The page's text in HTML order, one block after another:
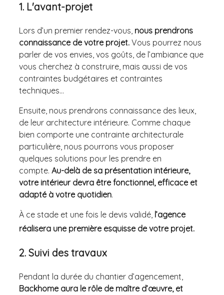
1. L'avant-projet
Lors d’un premier rendez-vous, nous prendrons
connaissance de votre projet. Vous pourrez nous
parler de vos envies, vos goûts, de l’ambiance que
vous cherchez à construire, mais aussi de vos
contraintes budgétaires et contraintes
techniques…
Ensuite, nous prendrons connaissance des lieux,
de leur architecture intérieure. Comme chaque
bien comporte une contrainte architecturale
particulière, nous pourrons vous proposer
quelques solutions pour les prendre en
compte. Au-delà de sa présentation intérieure,
votre intérieur devra être fonctionnel, efficace et
adapté à votre quotidien.
À ce stade et une fois le devis validé, l’agence
réalisera une première esquisse de votre projet.
2. Suivi des travaux
Pendant la durée du chantier d’agencement,
Backhome aura le rôle de maître d’œuvre, et